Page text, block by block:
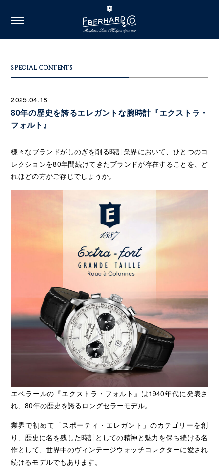
toggle
navigation
SPECIAL CONTENTS
2025.04.18
80年の歴史を誇るエレガントな腕時計『エクストラ・
フォルト』
様々なブランドがしのぎを削る時計業界において、ひとつのコ
レクションを80年間続けてきたブランドが存在することを、ど
れほどの方がご存じでしょうか。
エベラールの『エクストラ・フォルト』は1940年代に発表さ
れ、80年の歴史を誇るロングセラーモデル。
業界で初めて「スポーティ・エレガント」のカテゴリーを創
り、歴史に名を残した時計としての精神と魅力を保ち続ける名
作として、世界中のヴィンテージウォッチコレクターに愛され
続けるモデルでもあります。